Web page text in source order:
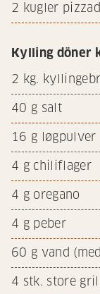
2 kugler
Kylling döner
2 kg.
40 g salt
16 g løgpulver
4 g chiliflager
4 g oregano
4 g peber
60 g vand
4 stk. store